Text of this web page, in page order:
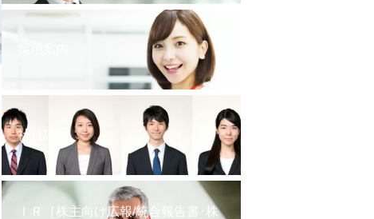
社員証
ＩＲ［株主向け広報/統合報告書･株